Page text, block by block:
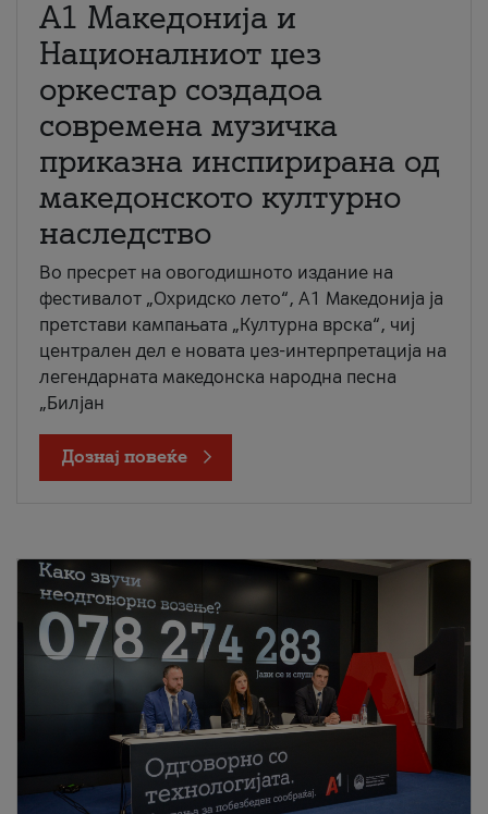
А1 Македонија и
Националниот џез
оркестар создадоа
современа музичка
приказна инспирирана од
македонското културно
наследство
Во пресрет на овогодишното издание на
фестивалот „Охридско лето“, А1 Македонија ја
претстави кампањата „Културна врска“, чиј
централен дел е новата џез-интерпретација на
легендарната македонска народна песна
„Билјан
Дознај повеќе